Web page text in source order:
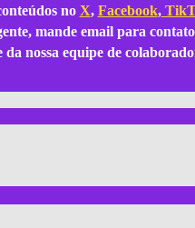
no X, Facebook,
mande email para
nossa equipe de